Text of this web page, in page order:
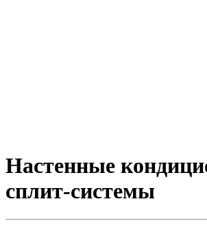
Настенные
сплит-системы